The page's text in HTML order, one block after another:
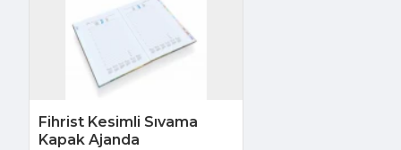
Fihrist Kesimli Sıvama
Kapak Ajanda